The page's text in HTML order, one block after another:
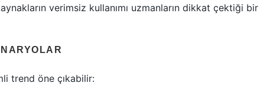
verimsiz kullanımı uzmanların dikkat çektiği bir
trend öne çıkabilir: